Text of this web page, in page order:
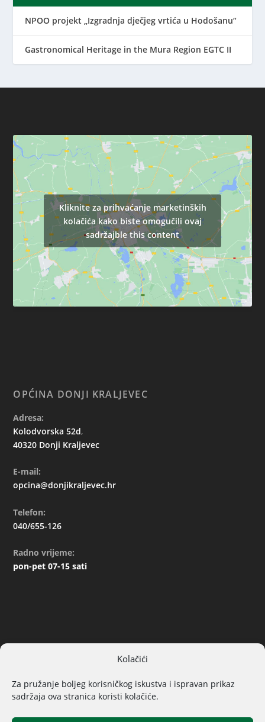
Kolačići
Za pružanje boljeg korisničkog iskustva i ispravan prikaz
sadržaja ova stranica koristi kolačiće.
NPOO projekt „Izgradnja dječjeg vrtića u Hodošanu“
Gastronomical Heritage in the Mura Region EGTC II
Kliknite za prihvaćanje marketinških
kolačića kako biste omogučili ovaj
sadržajble this content
OPĆINA DONJI KRALJEVEC
Adresa:
Kolodvorska 52d,
40320 Donji Kraljevec
E-mail:
opcina@donjikraljevec.hr
Telefon:
040/655-126
Radno vrijeme:
pon-pet 07-15 sati